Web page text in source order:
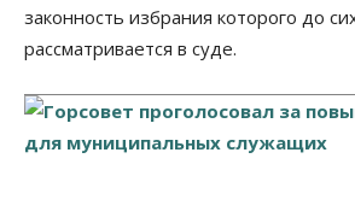
законность избрания которого до
рассматривается в суде.